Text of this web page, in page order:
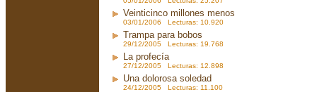
Veinticinco millones menos
03/01/2006 Lecturas: 10.920
Trampa para bobos
29/12/2005 Lecturas: 19.768
La profecía
27/12/2005 Lecturas: 12.898
Una dolorosa soledad
24/12/2005 Lecturas: 11.100